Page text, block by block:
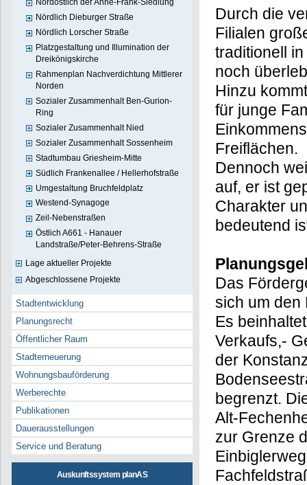
Nordöstlich der Anne-Frank-Siedlung
Nördlich Dieburger Straße
Nördlich Lorscher Straße
Platzgestaltung und Illumination der
Dreikönigskirche
Rahmenplan Nachverdichtung Mittlerer
Norden
Sozialer Zusammenhalt Ben-Gurion-
Ring
Sozialer Zusammenhalt Nied
Sozialer Zusammenhalt Sossenheim
Stadtumbau Griesheim-Mitte
Südlich Frankenallee / Hellerhofstraße
Umgestaltung Bruchfeldplatz
Westend-Synagoge
Zeil-Nebenstraßen
Östlich A661 - Hanauer
Landstraße/Peter-Behrens-Straße
Lage aktueller Projekte
Abgeschlossene Projekte
Stadtentwicklung
Planungsrecht
Öffentlicher Raum
Stadterneuerung
Wohnungsbauförderung
Werberechte
Publikationen
Dauerausstellungen
Service und Beratung
Auskunftssystem planAS
Durch die
Filialen
traditionell
noch
Hinzu
für junge
Freiflächen.
Dennoch
auf, er ist
Charakter
bedeutend
Das
sich um den
Es
Verkaufs,-
der
begrenzt.
Alt-
zur Grenze